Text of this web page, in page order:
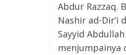
Abdur Razzaq.
Nashir ad-Dir’i
Sayyid
menjumpainya